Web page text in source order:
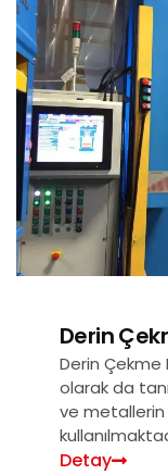
Derin
Derin Çekme
olarak da
ve metallerin
Detay